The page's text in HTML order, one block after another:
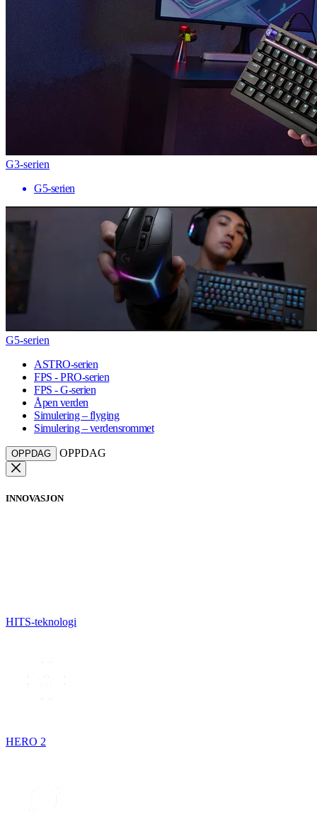
G3-serien
G5-serien
G5-serien
ASTRO-serien
FPS - PRO-serien
FPS - G-serien
Åpen verden
Simulering – flyging
Simulering – verdensrommet
OPPDAG OPPDAG
INNOVASJON
HITS-teknologi
HERO 2